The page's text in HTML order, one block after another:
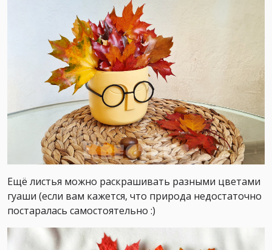
Ещё листья можно раскрашивать разными цветами
гуаши (если вам кажется, что природа недостаточно
постаралась самостоятельно :)